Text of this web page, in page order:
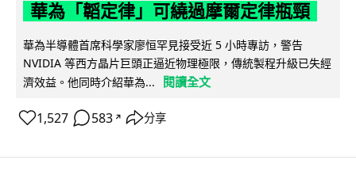
華為「韜定律」可繞過摩爾定律瓶頸
華為半導體首席科學家廖恒罕見接受近 5 小時專訪，警告
NVIDIA 等西方晶片巨頭正逼近物理極限，傳統製程升級已失經
濟效益。他同時介紹華為...
閱讀全文
1,527 583 ↗ 分享